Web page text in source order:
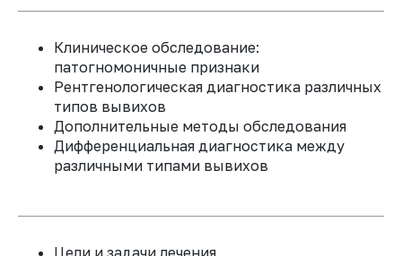
Клиническое обследование:
патогномоничные признаки
Рентгенологическая диагностика различных
типов вывихов
Дополнительные методы обследования
Дифференциальная диагностика между
различными типами вывихов
Цели и задачи лечения
Научитесь
лечить различные типы
резорбциикорня —
основного осложнения
после реплантации
КУПИТЬ ПОМОДУЛЬНО